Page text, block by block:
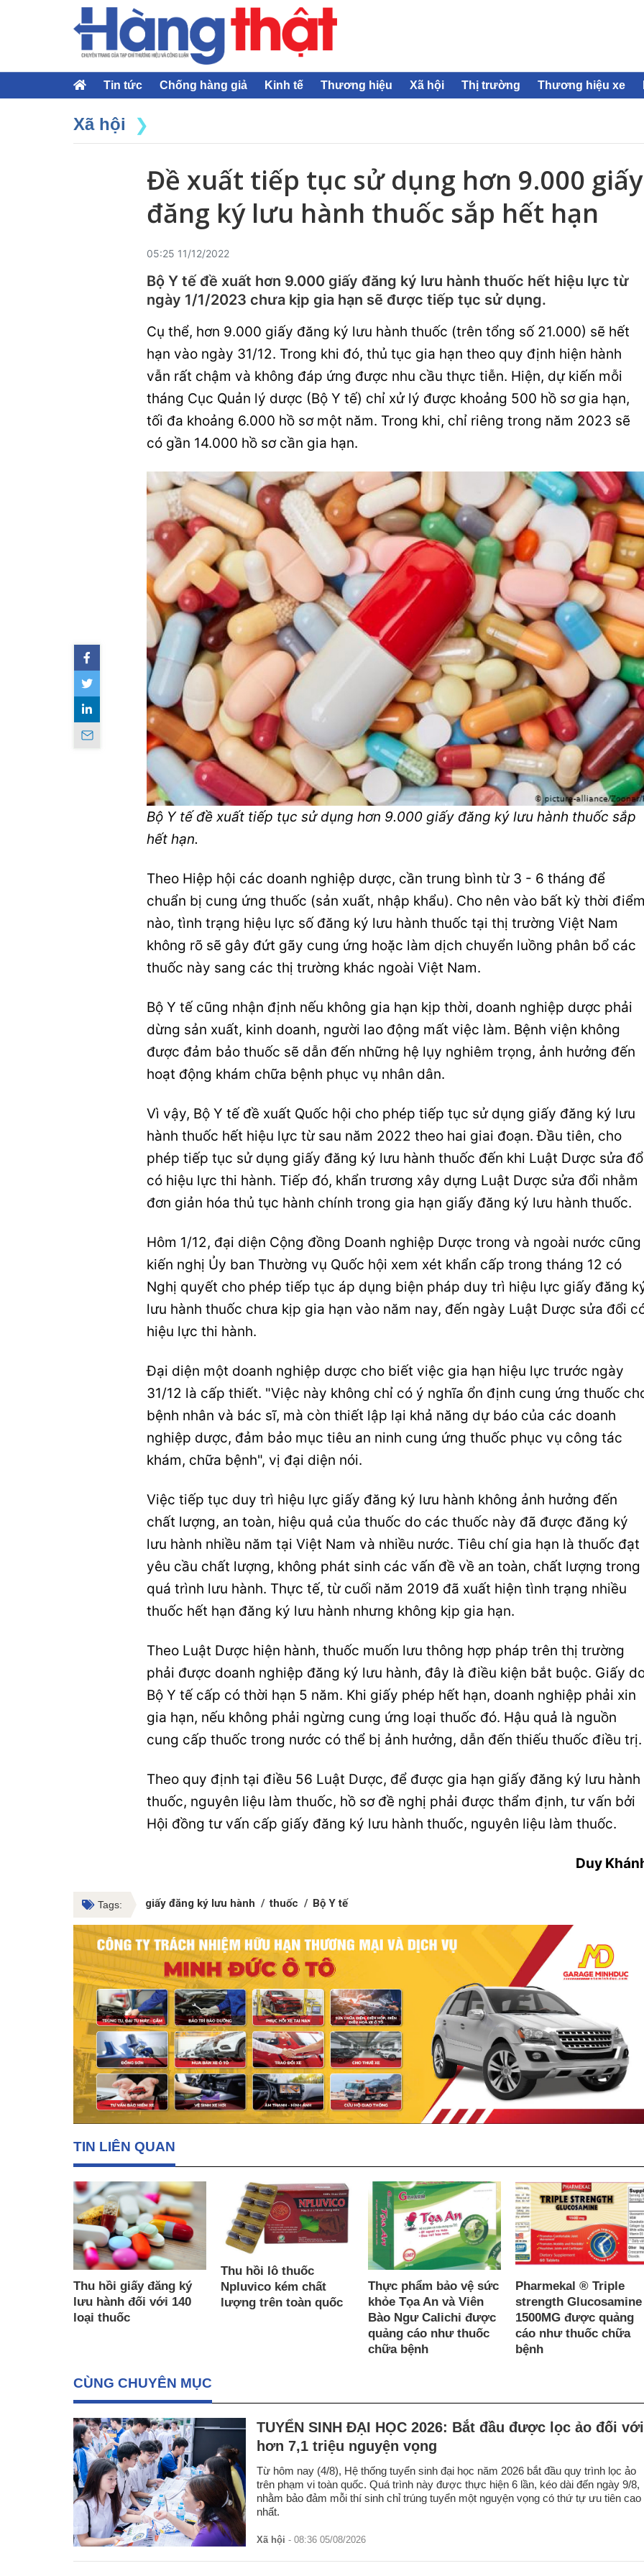
Tin tức Chống hàng giả Kinh tế Thương hiệu Xã hội Thị trường Thương hiệu xe
Xã hội
Đề xuất tiếp tục sử dụng hơn 9.000 giấy
đăng ký lưu hành thuốc sắp hết hạn
05:25 11/12/2022
Bộ Y tế đề xuất hơn 9.000 giấy đăng ký lưu hành thuốc hết hiệu lực từ
ngày 1/1/2023 chưa kịp gia hạn sẽ được tiếp tục sử dụng.
Cụ thể, hơn 9.000 giấy đăng ký lưu hành thuốc (trên tổng số 21.000) sẽ hết
hạn vào ngày 31/12. Trong khi đó, thủ tục gia hạn theo quy định hiện hành
vẫn rất chậm và không đáp ứng được nhu cầu thực tiễn. Hiện, dự kiến mỗi
tháng Cục Quản lý dược (Bộ Y tế) chỉ xử lý được khoảng 500 hồ sơ gia hạn,
tối đa khoảng 6.000 hồ sơ một năm. Trong khi, chỉ riêng trong năm 2023 sẽ
có gần 14.000 hồ sơ cần gia hạn.
Bộ Y tế đề xuất tiếp tục sử dụng hơn 9.000 giấy đăng ký lưu hành thuốc sắp
hết hạn.
Theo Hiệp hội các doanh nghiệp dược, cần trung bình từ 3 - 6 tháng để
chuẩn bị cung ứng thuốc (sản xuất, nhập khẩu). Cho nên vào bất kỳ thời
nào, tình trạng hiệu lực số đăng ký lưu hành thuốc tại thị trường Việt Nam
không rõ sẽ gây đứt gãy cung ứng hoặc làm dịch chuyển luồng phân bổ các
thuốc này sang các thị trường khác ngoài Việt Nam.
Bộ Y tế cũng nhận định nếu không gia hạn kịp thời, doanh nghiệp dược phải
dừng sản xuất, kinh doanh, người lao động mất việc làm. Bệnh viện không
được đảm bảo thuốc sẽ dẫn đến những hệ lụy nghiêm trọng, ảnh hưởng đến
hoạt động khám chữa bệnh phục vụ nhân dân.
Vì vậy, Bộ Y tế đề xuất Quốc hội cho phép tiếp tục sử dụng giấy đăng ký lưu
hành thuốc hết hiệu lực từ sau năm 2022 theo hai giai đoạn. Đầu tiên, cho
phép tiếp tục sử dụng giấy đăng ký lưu hành thuốc đến khi Luật Dược sửa
có hiệu lực thi hành. Tiếp đó, khẩn trương xây dựng Luật Dược sửa đổi nhằm
đơn giản hóa thủ tục hành chính trong gia hạn giấy đăng ký lưu hành thuốc.
Hôm 1/12, đại diện Cộng đồng Doanh nghiệp Dược trong và ngoài nước cũng
kiến nghị Ủy ban Thường vụ Quốc hội xem xét khẩn cấp trong tháng 12 có
Nghị quyết cho phép tiếp tục áp dụng biện pháp duy trì hiệu lực giấy đăng
lưu hành thuốc chưa kịp gia hạn vào năm nay, đến ngày Luật Dược sửa đổi
hiệu lực thi hành.
Đại diện một doanh nghiệp dược cho biết việc gia hạn hiệu lực trước ngày
31/12 là cấp thiết. "Việc này không chỉ có ý nghĩa ổn định cung ứng thuốc
bệnh nhân và bác sĩ, mà còn thiết lập lại khả năng dự báo của các doanh
nghiệp dược, đảm bảo mục tiêu an ninh cung ứng thuốc phục vụ công tác
khám, chữa bệnh", vị đại diện nói.
Việc tiếp tục duy trì hiệu lực giấy đăng ký lưu hành không ảnh hưởng đến
chất lượng, an toàn, hiệu quả của thuốc do các thuốc này đã được đăng ký
lưu hành nhiều năm tại Việt Nam và nhiều nước. Tiêu chí gia hạn là thuốc đạt
yêu cầu chất lượng, không phát sinh các vấn đề về an toàn, chất lượng trong
quá trình lưu hành. Thực tế, từ cuối năm 2019 đã xuất hiện tình trạng nhiều
thuốc hết hạn đăng ký lưu hành nhưng không kịp gia hạn.
Theo Luật Dược hiện hành, thuốc muốn lưu thông hợp pháp trên thị trường
phải được doanh nghiệp đăng ký lưu hành, đây là điều kiện bắt buộc. Giấy
Bộ Y tế cấp có thời hạn 5 năm. Khi giấy phép hết hạn, doanh nghiệp phải xin
gia hạn, nếu không phải ngừng cung ứng loại thuốc đó. Hậu quả là nguồn
cung cấp thuốc trong nước có thể bị ảnh hưởng, dẫn đến thiếu thuốc điều trị.
Theo quy định tại điều 56 Luật Dược, để được gia hạn giấy đăng ký lưu hành
thuốc, nguyên liệu làm thuốc, hồ sơ đề nghị phải được thẩm định, tư vấn bởi
Hội đồng tư vấn cấp giấy đăng ký lưu hành thuốc, nguyên liệu làm thuốc.
Duy
Tags: giấy đăng ký lưu hành thuốc Bộ Y tế
TIN LIÊN QUAN
Thu hồi giấy đăng ký
lưu hành đối với 140
loại thuốc
Thu hồi lô thuốc
Npluvico kém chất
lượng trên toàn quốc
Thực phẩm bảo vệ sức
khỏe Tọa An và Viên
Bào Ngư Calichi được
quảng cáo như thuốc
chữa bệnh
Pharmekal ® Triple
strength Glucosamine
1500MG được quảng
cáo như thuốc chữa
bệnh
CÙNG CHUYÊN MỤC
TUYỂN SINH ĐẠI HỌC 2026: Bắt đầu được lọc ảo đối với
hơn 7,1 triệu nguyện vọng
Từ hôm nay (4/8), Hệ thống tuyển sinh đại học năm 2026 bắt đầu quy trình lọc ảo
trên phạm vi toàn quốc. Quá trình này được thực hiện 6 lần, kéo dài đến ngày 9/8,
nhằm bảo đảm mỗi thí sinh chỉ trúng tuyển một nguyện vọng có thứ tự ưu tiên cao
nhất.
Xã hội - 08:36 05/08/2026